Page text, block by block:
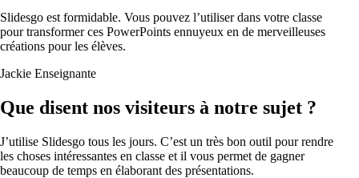
Slidesgo est formidable. Vous pouvez l’utiliser dans votre classe
pour transformer ces PowerPoints ennuyeux en de merveilleuses
créations pour les élèves.
Jackie Enseignante
Que disent nos visiteurs à notre sujet ?
J’utilise Slidesgo tous les jours. C’est un très bon outil pour rendre
les choses intéressantes en classe et il vous permet de gagner
beaucoup de temps en élaborant des présentations.